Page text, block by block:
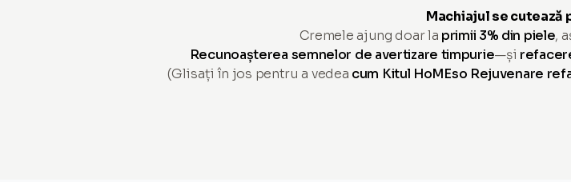
Machiajul se cutează
Cremele ajung doar la primii 3% din piele,
Recunoașterea semnelor de avertizare timpurie—și
(Glisați în jos pentru a vedea cum Kitul HoMEso Rejuvenare